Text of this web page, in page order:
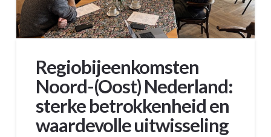
Regiobijeenkomsten
Noord-(Oost) Nederland:
sterke betrokkenheid en
waardevolle uitwisseling